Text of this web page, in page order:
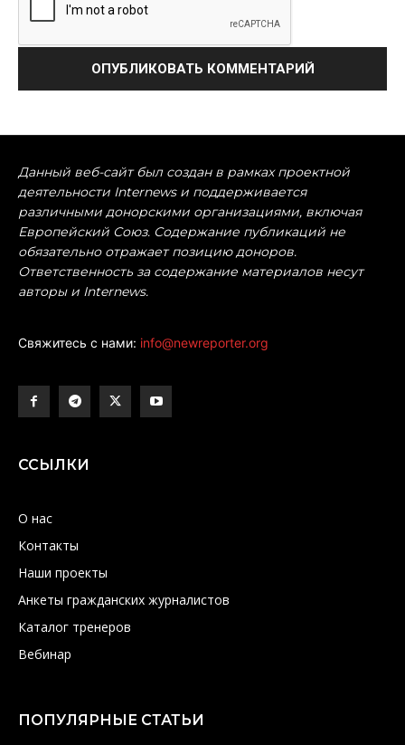
Данный веб-сайт был создан в рамках проектной
деятельности Internews и поддерживается
различными донорскими организациями, включая
Европейский Союз. Содержание публикаций не
обязательно отражает позицию доноров.
Ответственность за содержание материалов несут
авторы и Internews.
Свяжитесь с нами: info@newreporter.org
ССЫЛКИ
О нас
Контакты
Наши проекты
Анкеты гражданских журналистов
Каталог тренеров
Вебинар
ПОПУЛЯРНЫЕ СТАТЬИ